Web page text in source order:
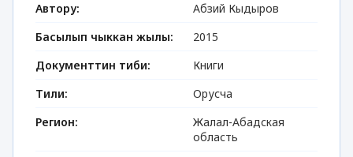
Автору:
Абзий Кыдыров
Басылып чыккан жылы:
2015
Документтин тиби:
Книги
Тили:
Орусча
Регион:
Жалал-Абадская
область